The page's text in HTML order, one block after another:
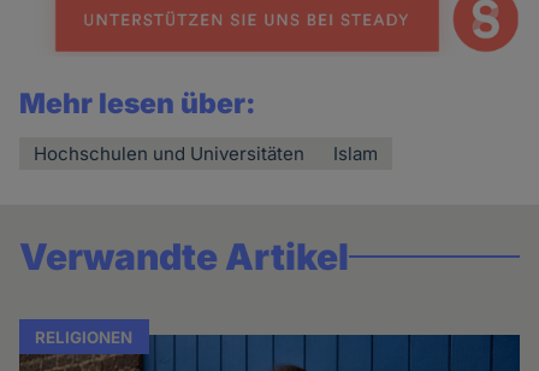
Mehr lesen über:
Hochschulen und Universitäten Islam
Verwandte Artikel
RELIGIONEN